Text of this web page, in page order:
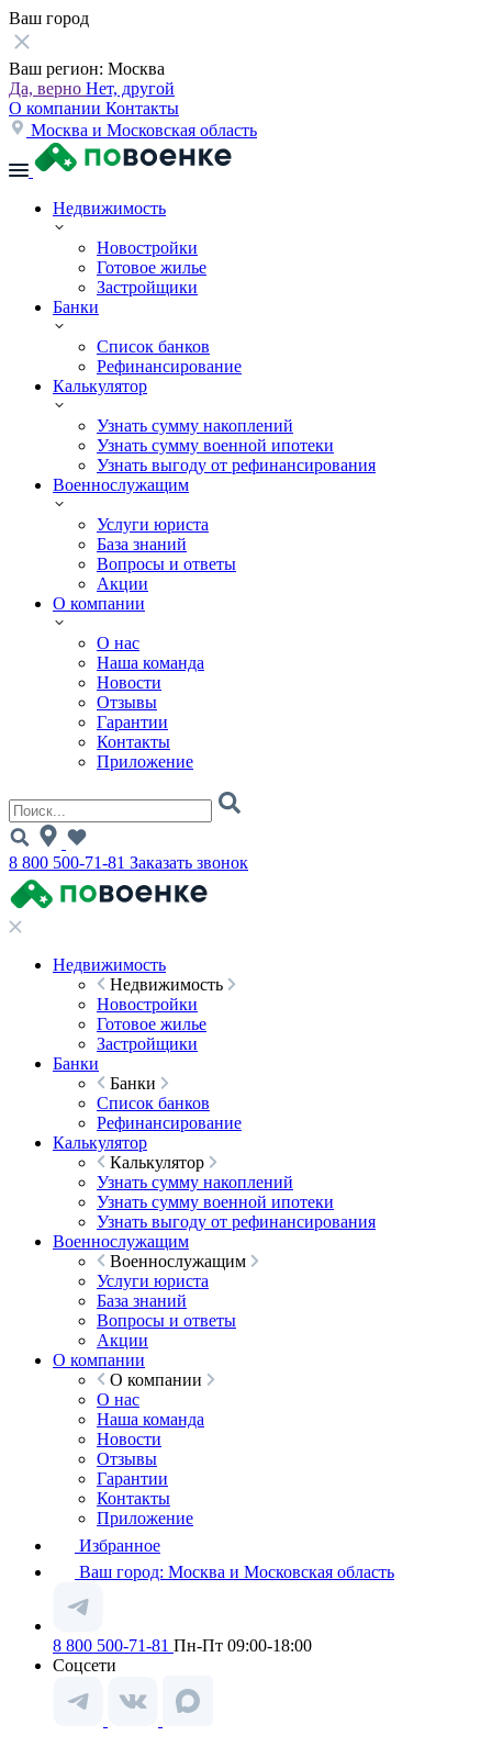
Ваш город
Ваш регион: Москва
Да, верно Нет, другой
О компании Контакты
Москва и Московская область
Недвижимость
Новостройки
Готовое жилье
Застройщики
Банки
Список банков
Рефинансирование
Калькулятор
Узнать сумму накоплений
Узнать сумму военной ипотеки
Узнать выгоду от рефинансирования
Военнослужащим
Услуги юриста
База знаний
Вопросы и ответы
Акции
О компании
О нас
Наша команда
Новости
Отзывы
Гарантии
Контакты
Приложение
8 800 500-71-81 Заказать звонок
Недвижимость
Недвижимость
Новостройки
Готовое жилье
Застройщики
Банки
Банки
Список банков
Рефинансирование
Калькулятор
Калькулятор
Узнать сумму накоплений
Узнать сумму военной ипотеки
Узнать выгоду от рефинансирования
Военнослужащим
Военнослужащим
Услуги юриста
База знаний
Вопросы и ответы
Акции
О компании
О компании
О нас
Наша команда
Новости
Отзывы
Гарантии
Контакты
Приложение
Избранное
Ваш город: Москва и Московская область
8 800 500-71-81 Пн-Пт 09:00-18:00
Соцсети